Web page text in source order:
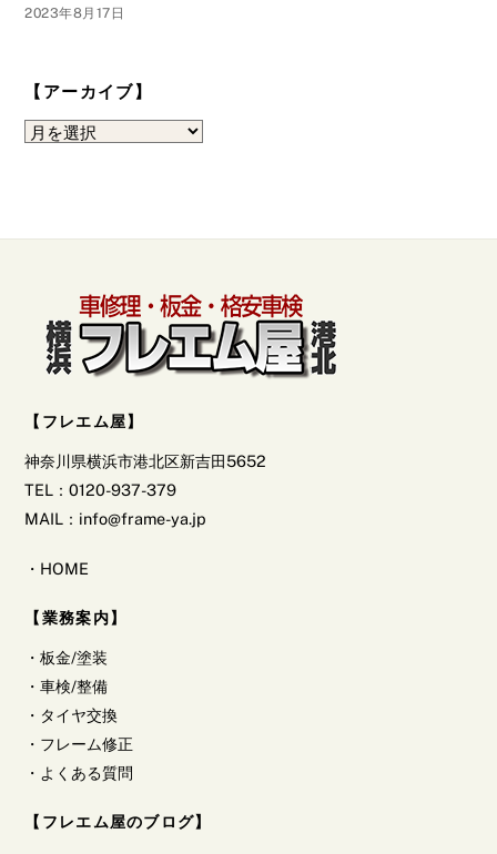
2023年8月17日
【アーカイブ】
【ア
【フレエム屋】
神奈川県横浜市港北区新吉田5652
TEL：0120-937-379
MAIL：info@frame-ya.jp
・ HOME
【業務案内】
・板金/塗装
・車検/整備
・ タイヤ交換
・ フレーム修正
・ よくある質問
【フレエム屋のブログ】